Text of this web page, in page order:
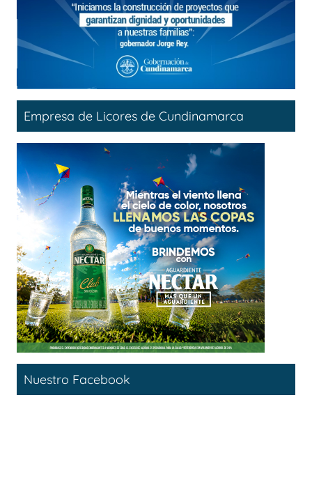
Empresa de Licores de Cundinamarca
Nuestro Facebook